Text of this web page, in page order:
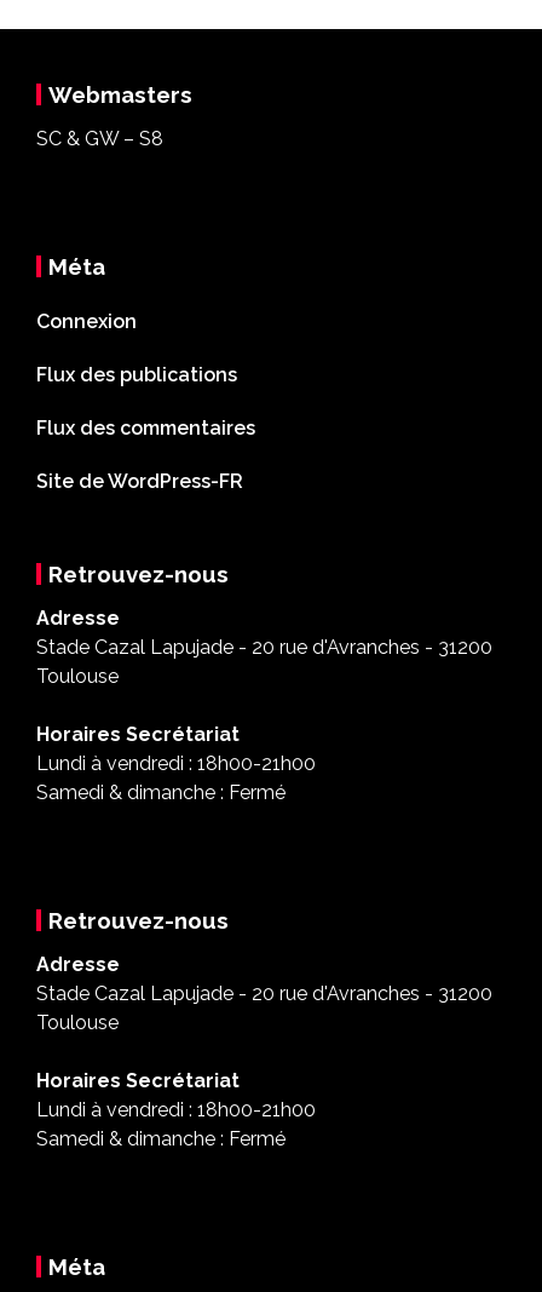
Webmasters
SC & GW – S8
Méta
Connexion
Flux des publications
Flux des commentaires
Site de WordPress-FR
Retrouvez-nous
Adresse
Stade Cazal Lapujade - 20 rue d'Avranches - 31200
Toulouse
Horaires Secrétariat
Lundi à vendredi : 18h00-21h00
Samedi & dimanche : Fermé
Retrouvez-nous
Adresse
Stade Cazal Lapujade - 20 rue d'Avranches - 31200
Toulouse
Horaires Secrétariat
Lundi à vendredi : 18h00-21h00
Samedi & dimanche : Fermé
Méta